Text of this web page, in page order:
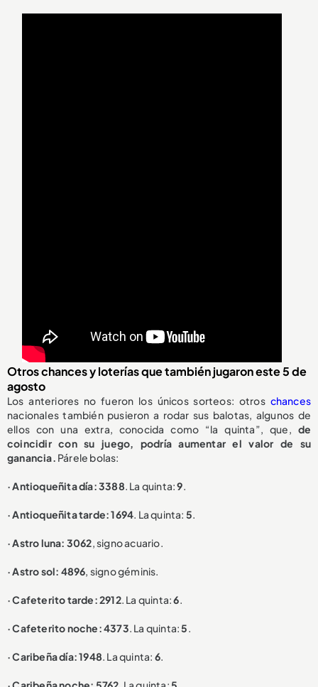
Otros chances y loterías que también jugaron este 5 de
agosto
Los anteriores no fueron los únicos sorteos: otros chances
nacionales también pusieron a rodar sus balotas, algunos de
ellos con una extra, conocida como “la quinta”, que, de
coincidir con su juego, podría aumentar el valor de su
ganancia. Párele bolas:
· Antioqueñita día: 3388. La quinta:9.
· Antioqueñita tarde: 1694. La quinta: 5.
· Astro luna: 3062, signo acuario.
· Astro sol: 4896, signo géminis.
· Cafeterito tarde: 2912. La quinta:6.
· Cafeterito noche: 4373. La quinta:5.
· Caribeña día: 1948. La quinta: 6.